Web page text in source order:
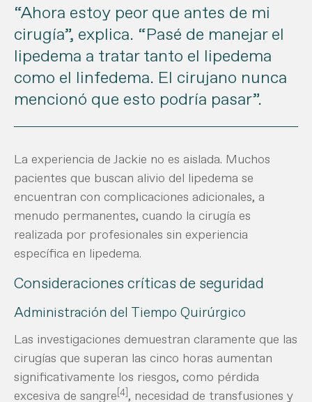
“Ahora estoy peor que antes de mi
cirugía”, explica. “Pasé de manejar el
lipedema a tratar tanto el lipedema
como el linfedema. El cirujano nunca
mencionó que esto podría pasar”.
La experiencia de Jackie no es aislada. Muchos
pacientes que buscan alivio del lipedema se
encuentran con complicaciones adicionales, a
menudo permanentes, cuando la cirugía es
realizada por profesionales sin experiencia
específica en lipedema.
Consideraciones críticas de seguridad
Administración del Tiempo Quirúrgico
Las investigaciones demuestran claramente que las
cirugías que superan las cinco horas aumentan
significativamente los riesgos, como pérdida
excesiva de sangre[4], necesidad de transfusiones y